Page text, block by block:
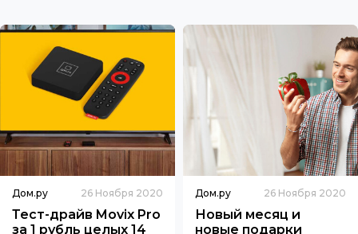
Дом.ру 26 Ноября 2020
Тест-драйв Movix Pro
за 1 рубль целых 14
Дом.ру 26 Ноября 2020
Новый месяц и
новые подарки